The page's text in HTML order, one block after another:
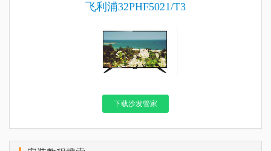
飞利浦32PHF5021/T3
下载沙发管家